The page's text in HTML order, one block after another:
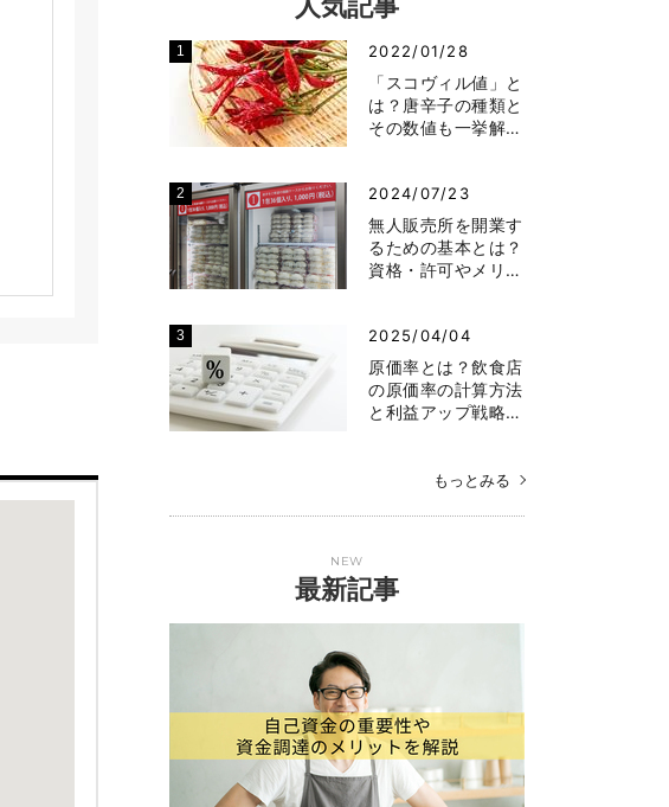
2022/01/28
「スコヴィル値」と
は？唐辛子の種類と
その数値も一挙解…
2024/07/23
無人販売所を開業す
るための基本とは？
資格・許可やメリ…
2025/04/04
原価率とは？飲食店
の原価率の計算方法
と利益アップ戦略…
もっとみる
NEW
最新記事